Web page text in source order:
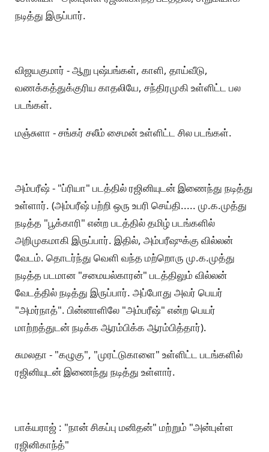
நடித்து இருப்பார்.
விஜயகுமார் - ஆறு புஷ்பங்கள், காளி, தாய்வீடு,
வணக்கத்துக்குரிய காதலியே, சந்திரமுகி உள்ளிட்ட பல
படங்கள்.
மஞ்சுளா - சங்கர் சலீம் சைமன் உள்ளிட்ட சில படங்கள்.
அம்பரீஷ் - "ப்ரியா" படத்தில் ரஜினியுடன் இணைந்து நடித்து
உள்ளார். (அம்பரீஷ் பற்றி ஒரு உபரி செய்தி..... மு.க.முத்து
நடித்த "பூக்காரி" என்ற படத்தில் தமிழ் படங்களில்
அறிமுகமாகி இருப்பார். இதில், அம்பரீஷுக்கு வில்லன்
வேடம். தொடர்ந்து வெளி வந்த மற்றொரு மு.க.முத்து
நடித்த படமான "சமையல்காரன்" படத்திலும் வில்லன்
வேடத்தில் நடித்து இருப்பார். அப்போது அவர் பெயர்
"அமர்நாத்". பின்னாளிலே "அம்பரீஷ்" என்ற பெயர்
மாற்றத்துடன் நடிக்க ஆரம்பிக்க ஆரம்பித்தார்).
சுமலதா - "கழுகு", "முரட்டுகாளை" உள்ளிட்ட படங்களில்
ரஜினியுடன் இணைந்து நடித்து உள்ளார்.
பாக்யராஜ் : "நான் சிகப்பு மனிதன்" மற்றும் "அன்புள்ள
ரஜினிகாந்த்"